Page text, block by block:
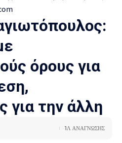
όρους για
για την άλλη
1Λ ΑΝΑΓΝΩΣΗΣ